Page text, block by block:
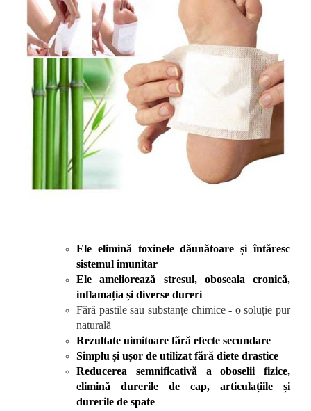
Ele elimină toxinele dăunătoare și întăresc
sistemul imunitar
Ele ameliorează stresul, oboseala cronică,
inflamația și diverse dureri
Fără pastile sau substanțe chimice - o soluție pur
naturală
Rezultate uimitoare fără efecte secundare
Simplu și ușor de utilizat fără diete drastice
Reducerea semnificativă a oboselii fizice,
elimină durerile de cap, articulațiile și
durerile de spate